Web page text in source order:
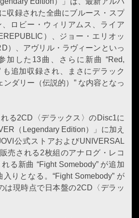
収録された全曲にブルース・スプ
、ロビー・ウィリアムス、ライア
）、ジョー・エリオッ
）、アヴリル・ラヴィーンといっ
加した13曲、さらに新曲 “Red,
も追加収録され、まさにデラック
ンダリー（伝説的）” な内容となっ
る2CD〈デラックス〉のDisc1に
（Legendary Edition）」に加え
公式ストアおよびUNIVERSAL
売される2枚組のアナログ・レコ
る新曲 “Fight Somebody” が追加
りとなる。“Fight Somebody” が
は現時点で日本盤の2CD〈デラッ